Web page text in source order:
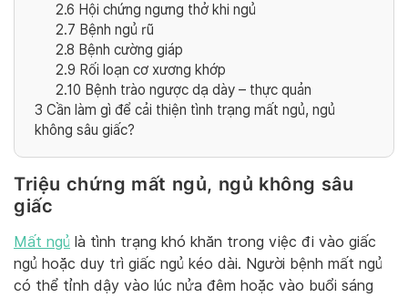
2.6 Hội chứng ngưng thở khi ngủ
2.7 Bệnh ngủ rũ
2.8 Bệnh cường giáp
2.9 Rối loạn cơ xương khớp
2.10 Bệnh trào ngược dạ dày – thực quản
3 Cần làm gì để cải thiện tình trạng mất ngủ, ngủ
không sâu giấc?
Triệu chứng mất ngủ, ngủ không sâu
giấc
Mất ngủ là tình trạng khó khăn trong việc đi vào giấc
ngủ hoặc duy trì giấc ngủ kéo dài. Người bệnh mất ngủ
có thể tỉnh dậy vào lúc nửa đêm hoặc vào buổi sáng